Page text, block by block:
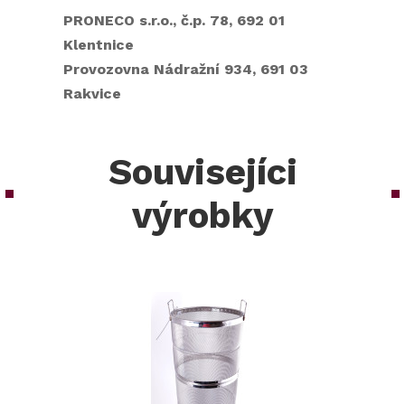
PRONECO s.r.o., č.p. 78, 692 01
Klentnice
Provozovna Nádražní 934, 691 03
Rakvice
Souvisejíci
výrobky